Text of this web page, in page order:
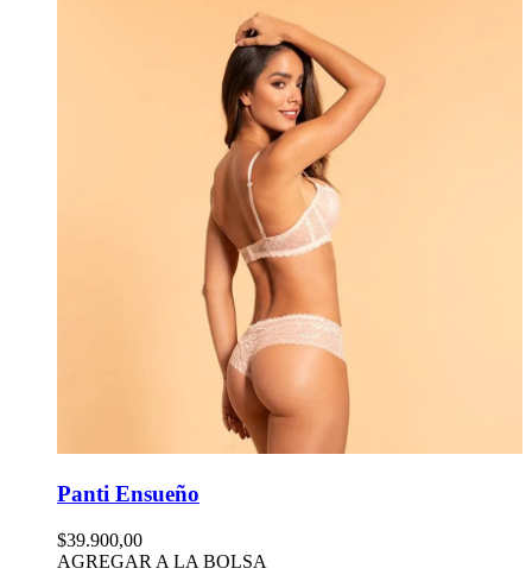
Panti Ensueño
$39.900,00
AGREGAR A LA BOLSA